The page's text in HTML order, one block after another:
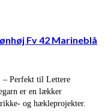
Fv 42 Marineblå
– Perfekt til Lettere
er en lækker
og hækleprojekter.